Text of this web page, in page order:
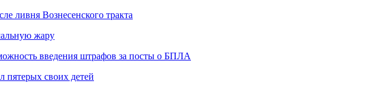
ливня Вознесенского тракта
жару
введения штрафов за посты о БПЛА
пятерых своих детей